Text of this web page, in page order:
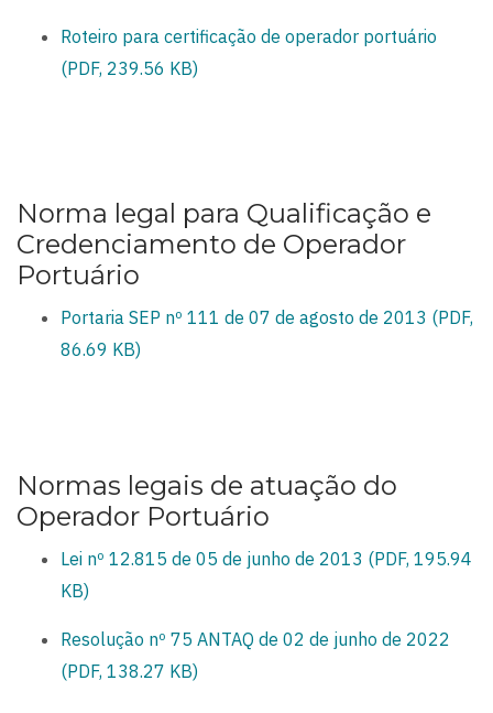
Roteiro para certificação de operador portuário
(PDF, 239.56 KB)
Norma legal para Qualificação e
Credenciamento de Operador
Portuário
Portaria SEP nº 111 de 07 de agosto de 2013 (PDF,
86.69 KB)
Normas legais de atuação do
Operador Portuário
Lei nº 12.815 de 05 de junho de 2013 (PDF, 195.94
KB)
Resolução nº 75 ANTAQ de 02 de junho de 2022
(PDF, 138.27 KB)